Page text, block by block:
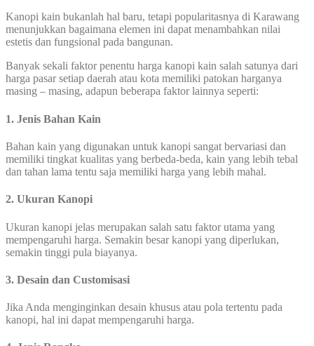
Kanopi kain bukanlah hal baru, tetapi popularitasnya di Karawang
menunjukkan bagaimana elemen ini dapat menambahkan nilai
estetis dan fungsional pada bangunan.
Banyak sekali faktor penentu harga kanopi kain salah satunya dari
harga pasar setiap daerah atau kota memiliki patokan harganya
masing – masing, adapun beberapa faktor lainnya seperti:
1. Jenis Bahan Kain
Bahan kain yang digunakan untuk kanopi sangat bervariasi dan
memiliki tingkat kualitas yang berbeda-beda, kain yang lebih tebal
dan tahan lama tentu saja memiliki harga yang lebih mahal.
2. Ukuran Kanopi
Ukuran kanopi jelas merupakan salah satu faktor utama yang
mempengaruhi harga. Semakin besar kanopi yang diperlukan,
semakin tinggi pula biayanya.
3. Desain dan Customisasi
Jika Anda menginginkan desain khusus atau pola tertentu pada
kanopi, hal ini dapat mempengaruhi harga.